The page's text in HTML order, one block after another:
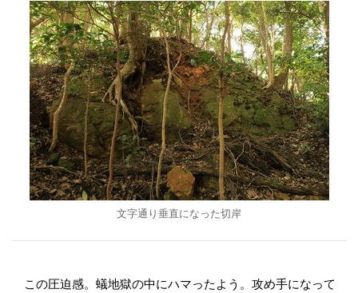
文字通り垂直になった切岸
この圧迫感。蟻地獄の中にハマったよう。攻め手になって